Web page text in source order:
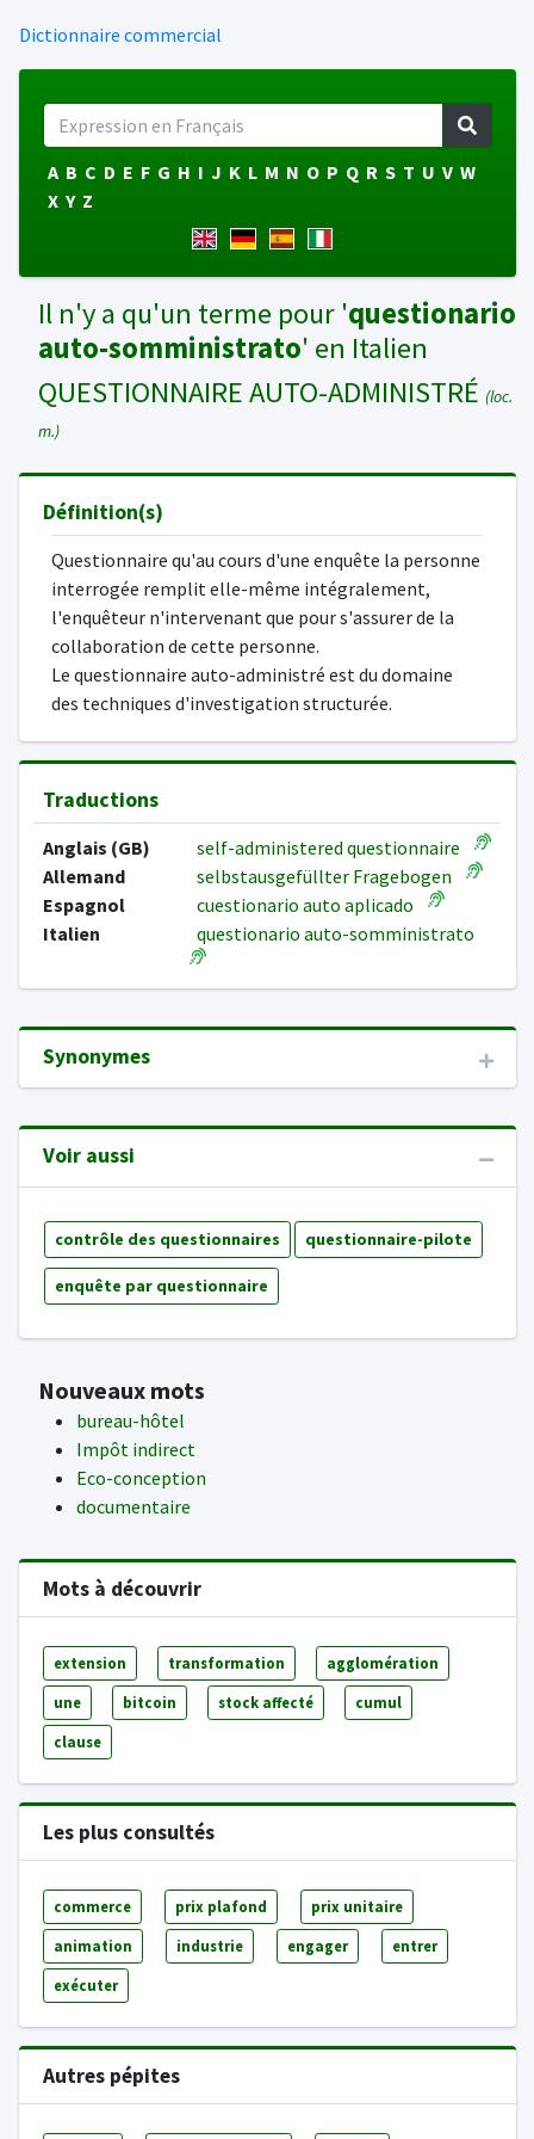
Dictionnaire commercial
A B C D E F G H I J K L M N O P Q R S T U V W
X Y Z
Il n'y a qu'un terme pour 'questionario
auto-somministrato' en Italien
QUESTIONNAIRE AUTO-ADMINISTRÉ (loc.
m.)
Définition(s)
Questionnaire qu'au cours d'une enquête la personne
interrogée remplit elle-même intégralement,
l'enquêteur n'intervenant que pour s'assurer de la
collaboration de cette personne.
Le questionnaire auto-administré est du domaine
des techniques d'investigation structurée.
Traductions
Anglais (GB)
self-administered questionnaire
Allemand
selbstausgefüllter Fragebogen
Espagnol
cuestionario auto aplicado
Italien
questionario auto-somministrato
Synonymes
Voir aussi
contrôle des questionnaires questionnaire-pilote
enquête par questionnaire
Nouveaux mots
bureau-hôtel
Impôt indirect
Eco-conception
documentaire
Mots à découvrir
extension transformation agglomération
une bitcoin stock affecté cumul
clause
Les plus consultés
commerce prix plafond prix unitaire
animation industrie engager entrer
exécuter
Autres pépites